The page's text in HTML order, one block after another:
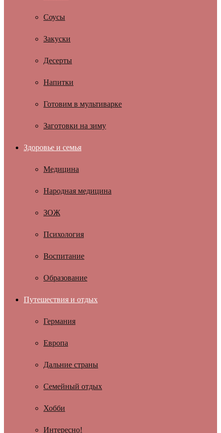
Соусы
Закуски
Десерты
Напитки
Готовим в мультиварке
Заготовки на зиму
Здоровье и семья
Медицина
Народная медицина
ЗОЖ
Психология
Воспитание
Образование
Путешествия и отдых
Германия
Европа
Дальние страны
Семейный отдых
Хобби
Интересно!